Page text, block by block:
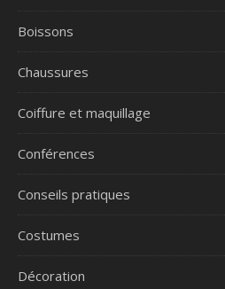
Boissons
Chaussures
Coiffure et maquillage
Conférences
Conseils pratiques
Costumes
Décoration